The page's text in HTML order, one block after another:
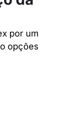
por um
opções